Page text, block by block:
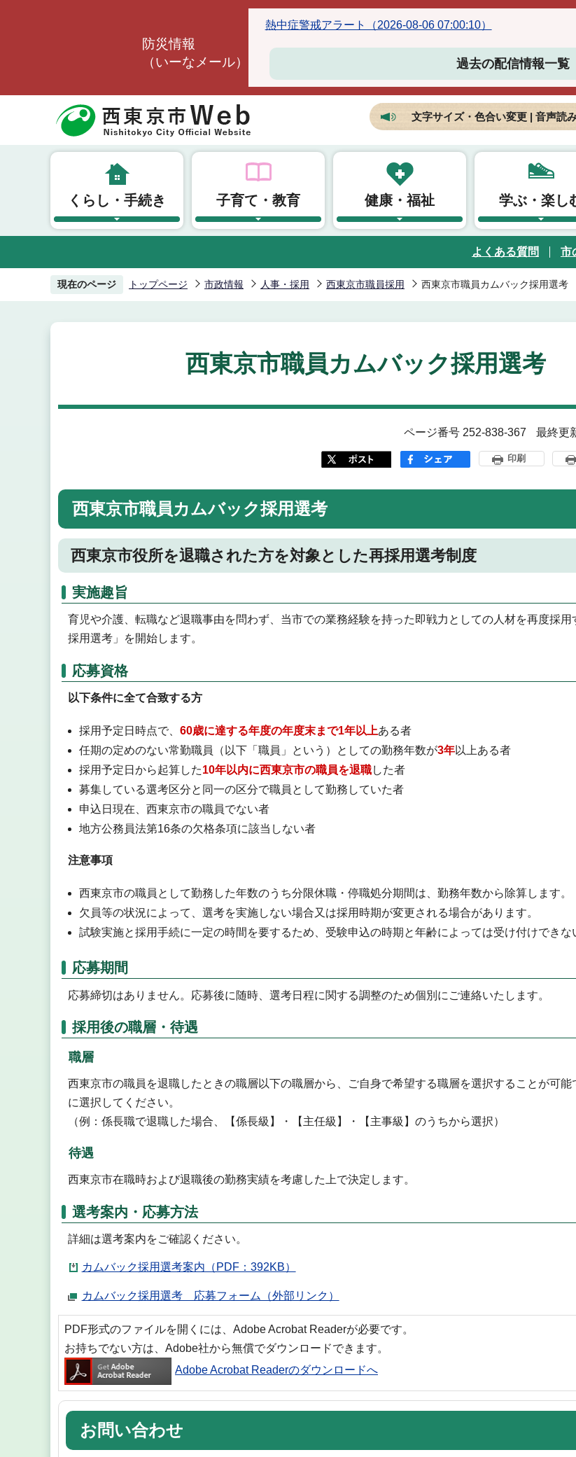
防災情報
（いーなメール）
熱中症警戒アラート（2026-08-06 07:00:10）
過去の配信情報一覧
文字サイズ・色合い変更 | 音声読
くらし・手続き 子育て・教育 健康・福祉 学ぶ・楽し
よくある質問 市
現在のページ トップページ 市政情報 人事・採用 西東京市職員採用 西東京市職員カムバック採用選考
西東京市職員カムバック採用選考
ページ番号 252-838-367 最終更
印刷
西東京市職員カムバック採用選考
西東京市役所を退職された方を対象とした再採用選考制度
実施趣旨
育児や介護、転職など退職事由を問わず、当市での業務経験を持った即戦力としての人材を再度採用
採用選考」を開始します。
応募資格
以下条件に全て合致する方
採用予定日時点で、 60歳に達する年度の年度末まで1年以上ある者
任期の定めのない常勤職員（以下「職員」という）としての勤務年数が3年以上ある者
採用予定日から起算した10年以内に西東京市の職員を退職した者
募集している選考区分と同一の区分で職員として勤務していた者
申込日現在、西東京市の職員でない者
地方公務員法第16条の欠格条項に該当しない者
注意事項
西東京市の職員として勤務した年数のうち分限休職・停職処分期間は、勤務年数から除算します。
欠員等の状況によって、選考を実施しない場合又は採用時期が変更される場合があります。
試験実施と採用手続に一定の時間を要するため、受験申込の時期と年齢によっては受け付けできな
応募期間
応募締切はありません。応募後に随時、選考日程に関する調整のため個別にご連絡いたします。
採用後の職層・待遇
職層
西東京市の職員を退職したときの職層以下の職層から、ご自身で希望する職層を選択することが可能
に選択してください。
（例：係長職で退職した場合、【係長級】・【主任級】・【主事級】のうちから選択）
待遇
西東京市在職時および退職後の勤務実績を考慮した上で決定します。
選考案内・応募方法
詳細は選考案内をご確認ください。
カムバック採用選考案内（PDF：392KB）
カムバック採用選考 応募フォーム（外部リンク）
PDF形式のファイルを開くには、Adobe Acrobat Readerが必要です。
お持ちでない方は、Adobe社から無償でダウンロードできます。
Adobe Acrobat Readerのダウンロードへ
お問い合わせ